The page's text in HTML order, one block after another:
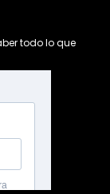
todo lo que